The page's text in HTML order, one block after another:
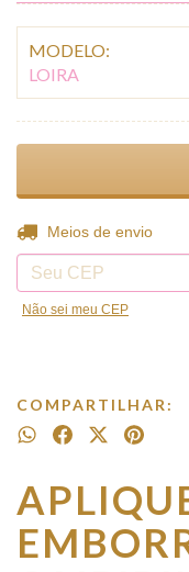
MODELO:
LOIRA
Entregas para o CEP:
Meios de envio
Não sei meu CEP
COMPARTILHAR: